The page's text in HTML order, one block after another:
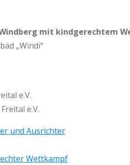
mit kindgerechtem
„Windi“
e.V.
e.V.
und Ausrichter
Wettkampf